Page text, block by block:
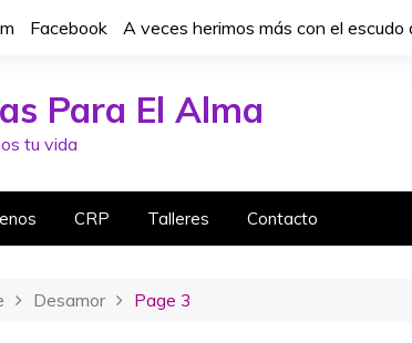
Facebook A veces herimos más con el escudo
Para El Alma
tu vida
CRP Talleres Contacto
Desamor Page 3